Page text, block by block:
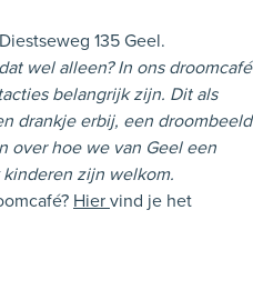
135 Geel.
wel alleen? In ons droomcafé
belangrijk zijn. Dit als
drankje erbij, een droombeeld
over hoe we van Geel een
zijn welkom.
Hier vind je het